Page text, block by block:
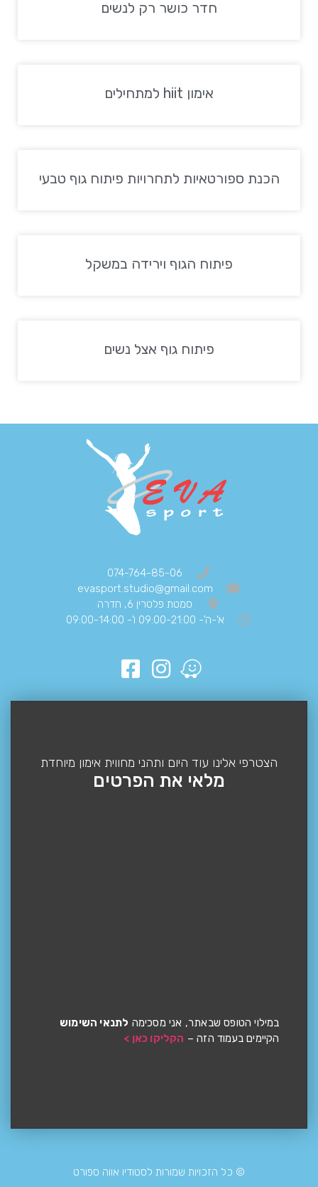
חדר כושר רק לנשים
אימון hiit למתחילים
הכנת ספורטאיות לתחרויות פיתוח גוף טבעי
פיתוח הגוף וירידה במשקל
פיתוח גוף אצל נשים
074-764-85-06
evasport.studio@gmail.com
סמטת פלטרין 6, חדרה
א'-ה'- 09:00-21:00 ו'- 09:00-14:00
הצטרפי אלינו עוד היום ותהני מחווית אימון מיוחדת
מלאי את הפרטים
במילוי הטופס שבאתר, אני מסכימה לתנאי השימוש
הקיימים בעמוד הזה – הקליקו כאן >
© כל הזכויות שמורות לסטודיו אווה ספורט